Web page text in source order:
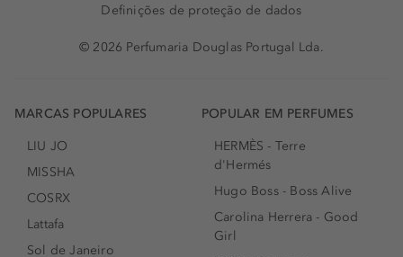
Definições de proteção de dados
© 2026 Perfumaria Douglas Portugal Lda.
MARCAS POPULARES
LIU JO
MISSHA
COSRX
Lattafa
Sol de Janeiro
POPULAR EM PERFUMES
HERMÈS - Terre
d'Hermés
Hugo Boss - Boss Alive
Carolina Herrera - Good
Girl